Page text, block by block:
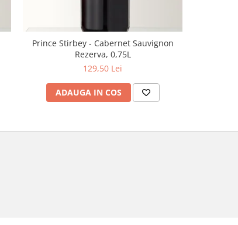
Prince Stirbey - Cabernet Sauvignon
Rezerva, 0,75L
129,50 Lei
ADAUGA IN COS